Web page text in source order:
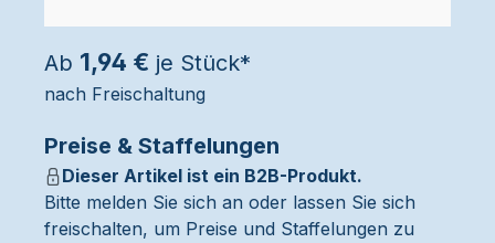
Ab 1,94 € je Stück*
nach Freischaltung
Preise & Staffelungen
Dieser Artikel ist ein B2B-Produkt.
Bitte melden Sie sich an oder lassen Sie sich
freischalten, um Preise und Staffelungen zu